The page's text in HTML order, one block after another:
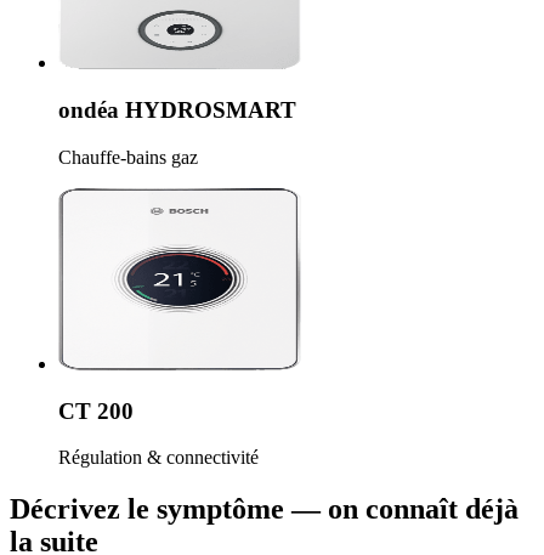
ondéa HYDROSMART
Chauffe-bains gaz
CT 200
Régulation & connectivité
Décrivez le symptôme — on connaît déjà
la suite